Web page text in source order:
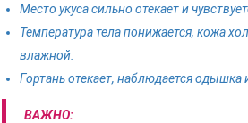
Место укуса сильно отекает и
Температура тела понижается, кожа
влажной.
Гортань отекает, наблюдается одышка
ВАЖНО: